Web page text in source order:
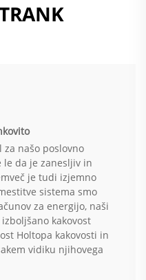
našo poslovno
da je zanesljiv in
je tudi izjemno
sistema smo
za energijo, naši
kakovost
Holtopa kakovosti in
vidiku njihovega